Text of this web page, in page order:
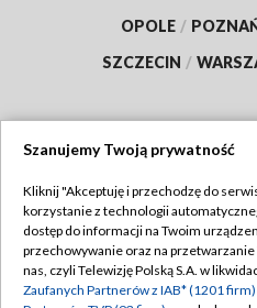
OPOLE /
SZCZECIN /
Abonament TVP
Emisja w TVP
Polityka
Szanujemy Twoją prywatność
Kliknij "Akceptuję i przechodzę do
korzystanie z technologii
dostęp do informacji na Twoim
przechowywanie oraz na
nas, czyli Telewizję Polską S.A. w
Zaufanych Partnerów z IAB* (1201 firm)